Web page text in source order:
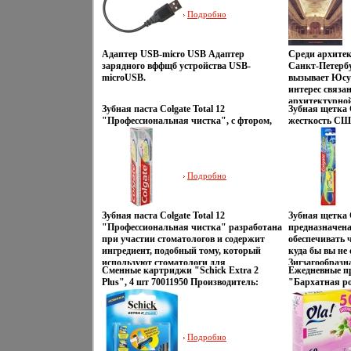
прыщей; увлажнение; смягчение и
питание; борьба с признаками старения;
программа по уходу за кожей вокруг глаз
Подробно
Адаптер USB-micro USB Адаптер
зарядного вффщб устройства USB-
microUSB.
Зубная паста Colgate Total 12
"Профессиональная чистка", с фтором,
100 мл мл Производитель: Китай Товар
сертифицирован инфо 13363q.
Подробно
Зубная паста Colgate Total 12
"Профессиональная чистка" разработана
при участии стоматологов и содержит
ингредиент, подобный тому, который
используют стоматологи для
исключительно эффективной чистки
бхбъмзубов Colgate Total 12
"Профессиональная чистка" удаляет
зубной налет, чтобы зубы были гладкие,
здоровые и блестящие Паста помогает:
Предотвратить кариес зубов;
Предотвратить гингивит; Удалить зубной
Сменные картриджи "Schick Extra 2
Plus", 4 шт 70011950 Производитель:
Германия Товар сертифицирован инфо
6767q.
Подробно
борьба с
увлажнение;
с признаками
уходу за
бумага,
10641t.
Среди
Санкт-
вызывает
интерес
памятника
самобытный
отражающих
пристрастия
протяжении
каталог
Европы»
Юсуповского
известных в
Зубная
жесткость
Товар
Зубная
обеспечивать
куда бы вы не
тщательно
компактно
могли взять
щетка
щетинок
Ежедневные
"Бархатная